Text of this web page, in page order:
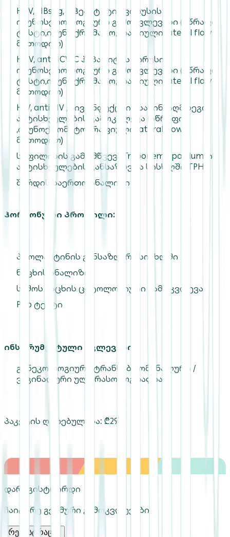
HBV, HBsAg, B ჰეპატიტის ვირუსის
იმუნოსეროლოგიური გამოკვლევები (სწრაფი
ტესტი,იმუნოქრომატოგრაფიული lateral flow
მეთოდით)
HCV, antiHCV, C ჰეპატიტის ვირუსის
იმუნოსეროლოგიური გამოკვლევები (სწრაფი
ტესტი,იმუნოქრომატოგრაფიული lateral flow
მეთოდით)
HIV, antiHIV , აივ ინფექციის საწინააღმდეგო
ანტისხეულების გამოკვლევა (სწრაფი
,იმუნოქრომატოგრაფიული lateral flow
მეთოდით)
სიფილისის გამომწვევიTreponema palidum-ის
ანტისხეულების განსაზღვრა სისხლში TPHA
შარდის საერთო ანალიზი
ჰორმონული პროფილი:
პროლაქტინის განსაზღვრა სისხლში
ნაცხის ანალიზი:
საშოს ნაცხის ციტოლოგიური გამოკვლევა
Pap ტესტი
ინსტრუმენტული კვლევები:
გინეკოლოგიური ტრანსაბდომინალური /
ვაგინალური ულტრასონოგრაფია
პაკეტის ღირებულება: ₾295
დარეგისტრირდი
ჩაიტარე გეგმური გამოკვლევები
რეგისტრაცია